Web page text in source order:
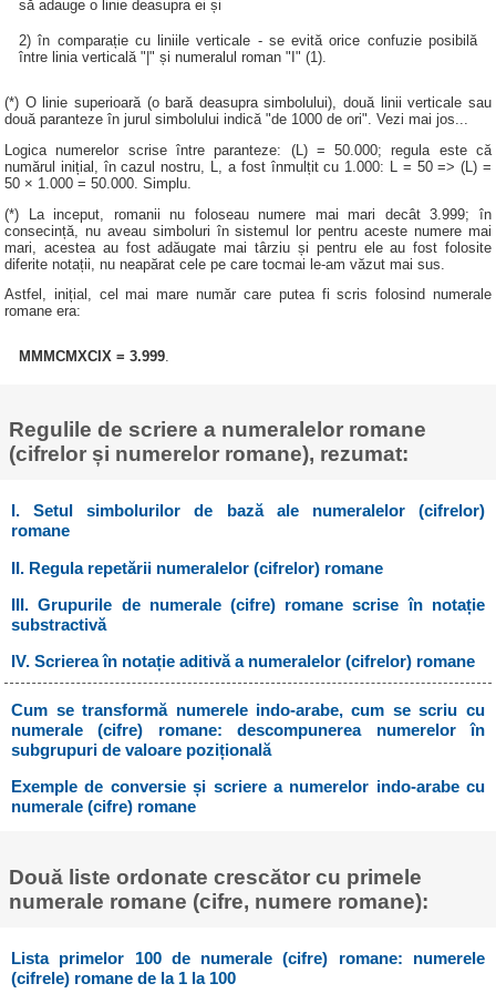
să adauge o linie deasupra ei și
2) în comparație cu liniile verticale - se evită orice confuzie posibilă
între linia verticală "|" și numeralul roman "I" (1).
(*) O linie superioară (o bară deasupra simbolului), două linii verticale sau
două paranteze în jurul simbolului indică "de 1000 de ori". Vezi mai jos...
Logica numerelor scrise între paranteze: (L) = 50.000; regula este că
numărul inițial, în cazul nostru, L, a fost înmulțit cu 1.000: L = 50 => (L) =
50 × 1.000 = 50.000. Simplu.
(*) La inceput, romanii nu foloseau numere mai mari decât 3.999; în
consecință, nu aveau simboluri în sistemul lor pentru aceste numere mai
mari, acestea au fost adăugate mai târziu și pentru ele au fost folosite
diferite notații, nu neapărat cele pe care tocmai le-am văzut mai sus.
Astfel, inițial, cel mai mare număr care putea fi scris folosind numerale
romane era:
MMMCMXCIX = 3.999.
Regulile de scriere a numeralelor romane
(cifrelor și numerelor romane), rezumat:
I. Setul simbolurilor de bază ale numeralelor (cifrelor)
romane
II. Regula repetării numeralelor (cifrelor) romane
III. Grupurile de numerale (cifre) romane scrise în notație
substractivă
IV. Scrierea în notație aditivă a numeralelor (cifrelor) romane
Cum se transformă numerele indo-arabe, cum se scriu cu
numerale (cifre) romane: descompunerea numerelor în
subgrupuri de valoare pozițională
Exemple de conversie și scriere a numerelor indo-arabe cu
numerale (cifre) romane
Două liste ordonate crescător cu primele
numerale romane (cifre, numere romane):
Lista primelor 100 de numerale (cifre) romane: numerele
(cifrele) romane de la 1 la 100